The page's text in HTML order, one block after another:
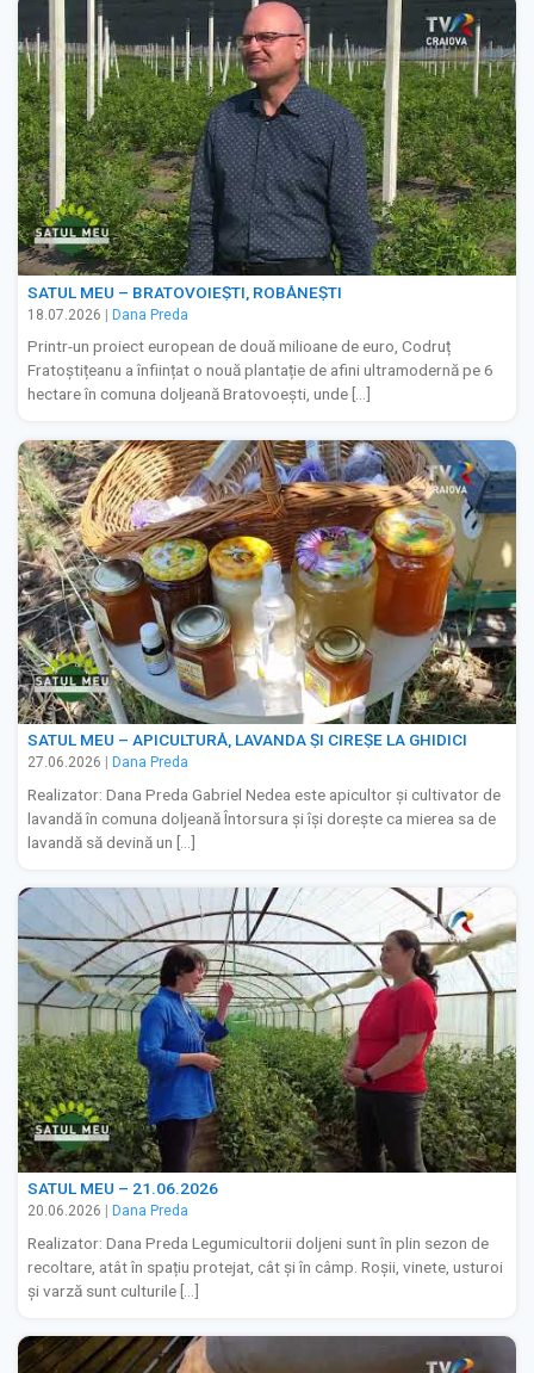
SATUL MEU – BRATOVOIEȘTI, ROBĂNEȘTI
18.07.2026 | Dana Preda
Printr-un proiect european de două milioane de euro, Codruț
Fratoștițeanu a înființat o nouă plantație de afini ultramodernă pe 6
hectare în comuna doljeană Bratovoești, unde […]
SATUL MEU – APICULTURĂ, LAVANDA ȘI CIREȘE LA GHIDICI
27.06.2026 Dana Preda
Realizator: Dana Preda Gabriel Nedea este apicultor și cultivator de
lavandă în comuna doljeană Întorsura și își dorește ca mierea sa de
lavandă să devină un […]
SATUL MEU – 21.06.2026
20.06.2026 Dana Preda
Realizator: Dana Preda Legumicultorii doljeni sunt în plin sezon de
recoltare, atât în spațiu protejat, cât și în câmp. Roșii, vinete, usturoi
și varză sunt culturile […]